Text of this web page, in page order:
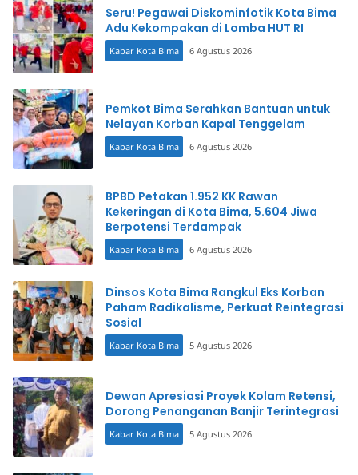
Seru! Pegawai Diskominfotik Kota Bima
Adu Kekompakan di Lomba HUT RI
Kabar Kota Bima 6 Agustus 2026
Pemkot Bima Serahkan Bantuan untuk
Nelayan Korban Kapal Tenggelam
Kabar Kota Bima 6 Agustus 2026
BPBD Petakan 1.952 KK Rawan
Kekeringan di Kota Bima, 5.604 Jiwa
Berpotensi Terdampak
Kabar Kota Bima 6 Agustus 2026
Dinsos Kota Bima Rangkul Eks Korban
Paham Radikalisme, Perkuat Reintegrasi
Sosial
Kabar Kota Bima 5 Agustus 2026
Dewan Apresiasi Proyek Kolam Retensi,
Dorong Penanganan Banjir Terintegrasi
Kabar Kota Bima 5 Agustus 2026